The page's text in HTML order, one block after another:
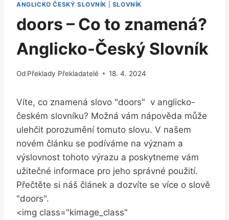
ANGLICKO ČESKÝ SLOVNÍK SLOVNÍK
doors – Co to znamená?
Anglicko-Český Slovník
Od Překlady Překladatelé 18. 4. 2024
Víte, co znamená slovo "doors" ‍ v anglicko-
českém ⁢slovníku? ‌Možná vám nápověda může
ulehčit porozumění tomuto slovu.​ V našem​
novém článku se podíváme na význam a
výslovnost tohoto výrazu ⁣a⁣ poskytneme vám
užitečné informace pro jeho správné použití.
Přečtěte si náš článek a ⁤dozvíte se více o⁣ slově
"doors".
<img class="kimage_class"